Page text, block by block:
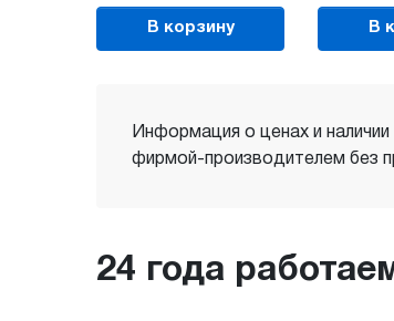
В корзину В
Информация о ценах и
фирмой-производителем без
24 года